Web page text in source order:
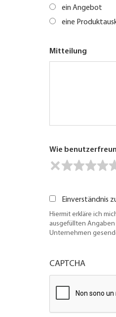
ein Angebot
eine
Mitteilung
Wie
Einverständnis
Hiermit erkläre ich
ausgefüllten Angaben
Unternehmen
CAPTCHA